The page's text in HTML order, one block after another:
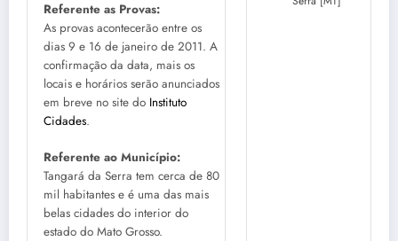
Referente as Provas:
As provas acontecerão entre os
dias 9 e 16 de janeiro de 2011. A
confirmação da data, mais os
locais e horários serão anunciados
em breve no site do Instituto
Cidades.
Referente ao Município:
Tangará da Serra tem cerca de 80
mil habitantes e é uma das mais
belas cidades do interior do
estado do Mato Grosso.